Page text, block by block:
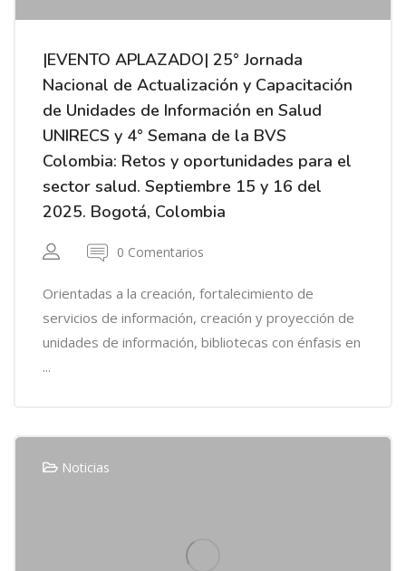
|EVENTO APLAZADO| 25° Jornada
Nacional de Actualización y Capacitación
de Unidades de Información en Salud
UNIRECS y 4° Semana de la BVS
Colombia: Retos y oportunidades para el
sector salud. Septiembre 15 y 16 del
2025. Bogotá, Colombia
0 Comentarios
Orientadas a la creación, fortalecimiento de
servicios de información, creación y proyección de
unidades de información, bibliotecas con énfasis en
...
Noticias